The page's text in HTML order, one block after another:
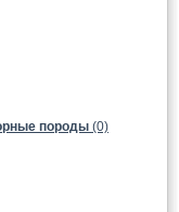
породы (0)